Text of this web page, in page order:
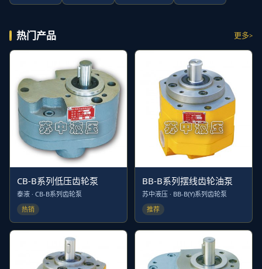
热门产品 更多
CB-B系列低压齿轮泵
泰液 · CB-B系列齿轮泵
热销
BB-B系列摆线齿轮油泵
苏中液压 · BB-B(Y)系列齿轮泵
推荐